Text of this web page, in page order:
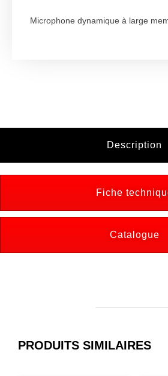
Microphone dynamique à large
Description
Fiche
Catalogue
PRODUITS SIMILAIRES